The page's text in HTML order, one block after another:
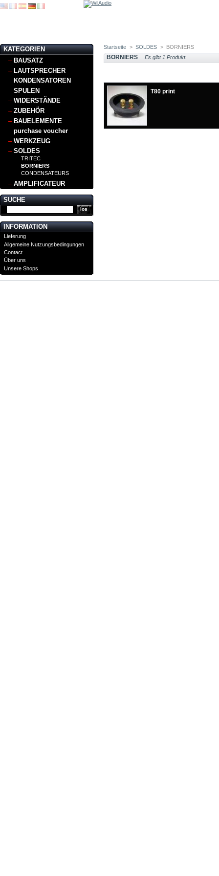
KATEGORIEN
BAUSATZ
LAUTSPRECHER
KONDENSATOREN
SPULEN
WIDERSTÄNDE
ZUBEHÖR
BAUELEMENTE
purchase voucher
WERKZEUG
SOLDES
TRITEC
BORNIERS
CONDENSATEURS
AMPLIFICATEUR
SUCHE
INFORMATION
Lieferung
Allgemeine Nutzungsbedingungen
Contact
Über uns
Unsere Shops
Startseite > SOLDES > BORNIERS
BORNIERS Es gibt 1 Produkt.
T80 print